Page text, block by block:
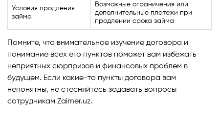
Условия продления
займа
Возможные ограничения или
дополнительные платежи при
продлении срока займа
Помните, что внимательное изучение договора и
понимание всех его пунктов поможет вам избежать
неприятных сюрпризов и финансовых проблем в
будущем. Если какие-то пункты договора вам
непонятны, не стесняйтесь задавать вопросы
сотрудникам Zaimer.uz.